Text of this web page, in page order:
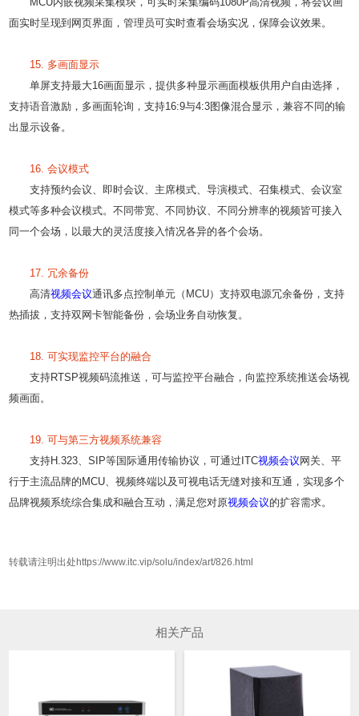
面实时呈现到网页界面，管理员可实时查看会场实况，保障会议效果。
15. 多画面显示
单屏支持最大16画面显示，提供多种显示画面模板供用户自由选择，
支持语音激励，多画面轮询，支持16:9与4:3图像混合显示，兼容不同的输
出显示设备。
16. 会议模式
支持预约会议、即时会议、主席模式、导演模式、召集模式、会议室
模式等多种会议模式。不同带宽、不同协议、不同分辨率的视频皆可接入
同一个会场，以最大的灵活度接入情况各异的各个会场。
17. 冗余备份
高清视频会议通讯多点控制单元（MCU）支持双电源冗余备份，支持
热插拔，支持双网卡智能备份，会场业务自动恢复。
18. 可实现监控平台的融合
支持RTSP视频码流推送，可与监控平台融合，向监控系统推送会场视
频画面。
19. 可与第三方视频系统兼容
支持H.323、SIP等国际通用传输协议，可通过ITC视频会议 网关、平
行于主流品牌的MCU、视频终端以及可视电话无缝对接和互通，实现多个
品牌视频系统综合集成和融合互动，满足您对原视频会议的扩容需求。
转载请注明出处https://www.itc.vip/solu/index/art/826.html
相关产品